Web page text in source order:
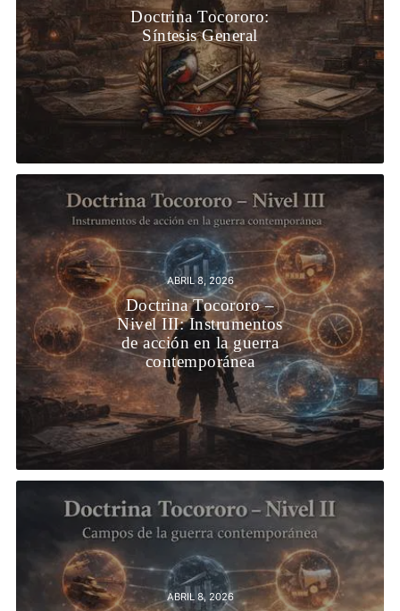
Doctrina Tocororo:
Síntesis General
ABRIL 8, 2026
Doctrina Tocororo –
Nivel III: Instrumentos
de acción en la guerra
contemporánea
ABRIL 8, 2026